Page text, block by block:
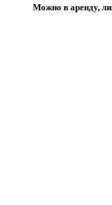
Можно в аренду,